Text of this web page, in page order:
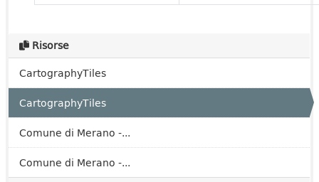
Risorse
CartographyTiles
CartographyTiles
Comune di Merano -...
Comune di Merano -...